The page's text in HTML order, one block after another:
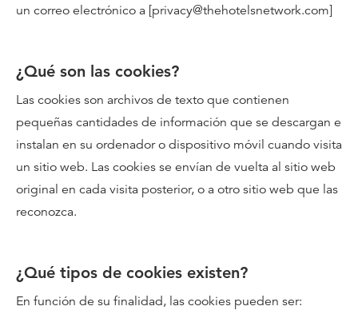
un correo electrónico a [privacy@thehotelsnetwork.com]
¿Qué son las cookies?
Las cookies son archivos de texto que contienen
pequeñas cantidades de información que se descargan e
instalan en su ordenador o dispositivo móvil cuando visita
un sitio web. Las cookies se envían de vuelta al sitio web
original en cada visita posterior, o a otro sitio web que las
reconozca.
¿Qué tipos de cookies existen?
En función de su finalidad, las cookies pueden ser: